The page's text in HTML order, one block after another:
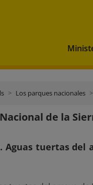
Los parques nacionales
de la
Aguas tuertas del